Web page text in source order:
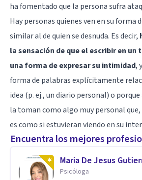
ha fomentado que la persona sufra
Hay personas quienes ven en su forma
similar al de quien se desnuda. Es decir,
la sensación de que el escribir en un
una forma de expresar su intimidad,
forma de palabras explícitamente
idea (p. ej., un diario personal) o
la toman como algo muy personal
es como si estuvieran viendo en su
Encuentra los mejores
Maria De Jesus
Psicóloga